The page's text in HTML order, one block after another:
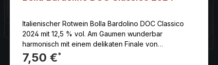
Italienischer Rotwein Bolla Bardolino DOC Classico
2024 mit 12,5 % vol. Am Gaumen wunderbar
harmonisch mit einem delikaten Finale von
aromatischen Waldbeeren
7,50 €*